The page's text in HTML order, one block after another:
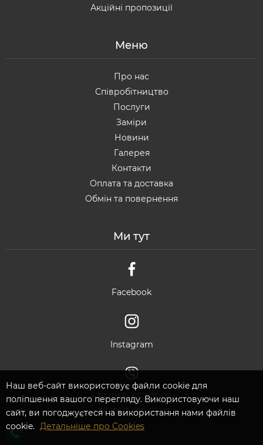
Акційні пропозиції
Меню
Про нас
Співробітництво
Послуги
Заміри
Новини
Галерея
Контакти
Оплата та доставка
Обмін та повернення
Ми тут
Facebook
Instagram
+38 (067) 550 05 05
+38 (067) 210 55 05
Наш веб-сайт використовує файли cookie для
поліпшення вашого перегляду. Використовуючи наш
сайт, ви погоджуєтеся на використання нами файлів
cookie. Детальніше про Cookies